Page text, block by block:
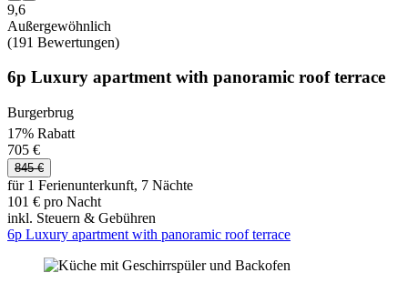
9,6
Außergewöhnlich
(191 Bewertungen)
6p Luxury apartment with panoramic roof terrace
Burgerbrug
17% Rabatt
705 €
845 €
für 1 Ferienunterkunft, 7 Nächte
101 € pro Nacht
inkl. Steuern & Gebühren
6p Luxury apartment with panoramic roof terrace